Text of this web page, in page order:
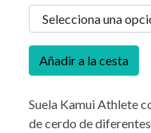
Añadir a la cesta
Suela Kamui Athlete
de cerdo de